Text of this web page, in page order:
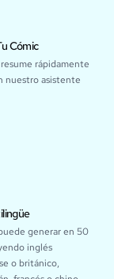
Cómic
rápidamente
nuestro asistente
generar en 50
inglés
o británico,